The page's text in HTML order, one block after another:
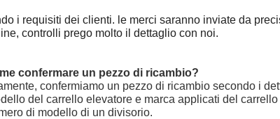
i requisiti dei clienti. le merci saranno inviate da
controlli prego molto il dettaglio con noi.
confermare un pezzo di ricambio?
confermiamo un pezzo di ricambio secondo i
del carrello elevatore e marca applicati del carrello
di modello di un divisorio.